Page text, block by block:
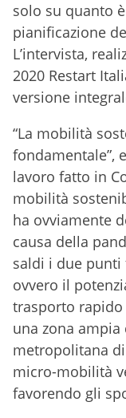
solo su quanto
pianificazione
L’intervista,
2020 Restart
versione
“La mobilità
fondamentale”,
lavoro fatto in
mobilità
ha ovviamente
causa della
saldi i due
ovvero il
trasporto
una zona ampia
metropolitana
micro-mobilità
favorendo gli